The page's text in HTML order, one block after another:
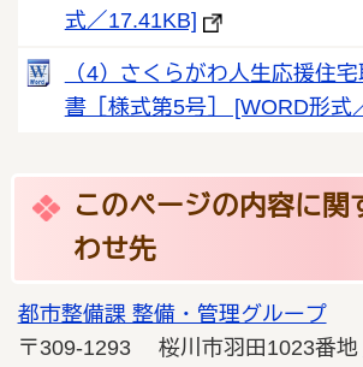
式／17.41KB]
（4）さくらがわ人生応援住
書［様式第5号］ [WORD形式
このページの内容に関
わせ先
都市整備課 整備・管理グループ
〒309-1293 桜川市羽田1023番地